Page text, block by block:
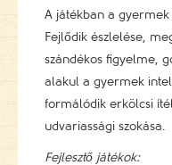
A játékban a gyermek
Fejlődik észlelése,
szándékos figyelme,
alakul a gyermek
formálódik erkölcsi
udvariassági szokása.
Fejlesztő játékok: